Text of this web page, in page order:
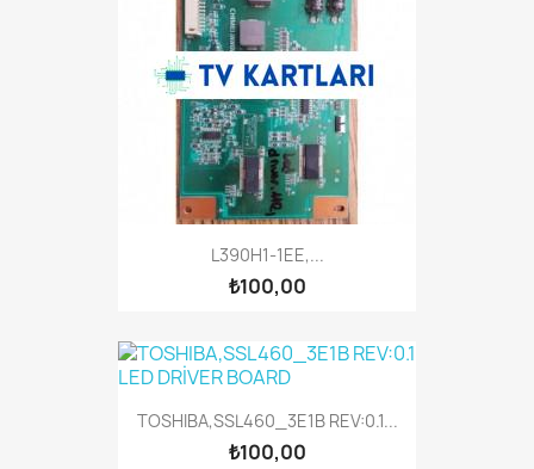
L390H1-1EE,...
₺100,00
TOSHIBA,SSL460_3E1B REV:0.1...
₺100,00